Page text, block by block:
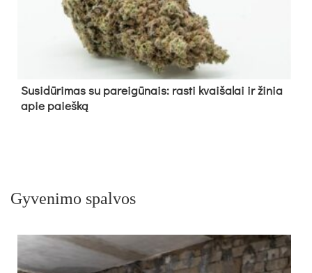
Su­si­dū­ri­mas su pa­rei­gū­nais: ras­ti kvai­ša­lai ir ži­nia
apie paieš­ką
Gyvenimo spalvos